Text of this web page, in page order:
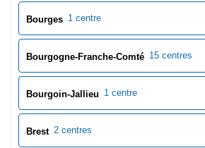
Brive-la-Gaillarde
Bron 1 centre
Bruges 1 centre
Bruz 0 centres